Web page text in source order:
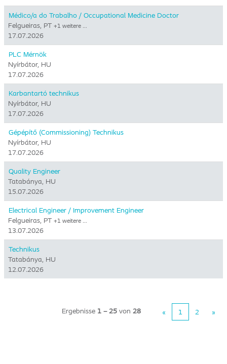
Médico/a do Trabalho / Occupational Medicine Doctor
Felgueiras, PT +1 weitere …
17.07.2026
PLC Mérnök
Nyírbátor, HU
17.07.2026
Karbantartó technikus
Nyírbátor, HU
17.07.2026
Gépépítő (Commissioning) Technikus
Nyírbátor, HU
17.07.2026
Quality Engineer
Tatabánya, HU
15.07.2026
Electrical Engineer / Improvement Engineer
Felgueiras, PT +1 weitere …
13.07.2026
Technikus
Tatabánya, HU
12.07.2026
Ergebnisse 1 – 25 von 28 « 1 2 »